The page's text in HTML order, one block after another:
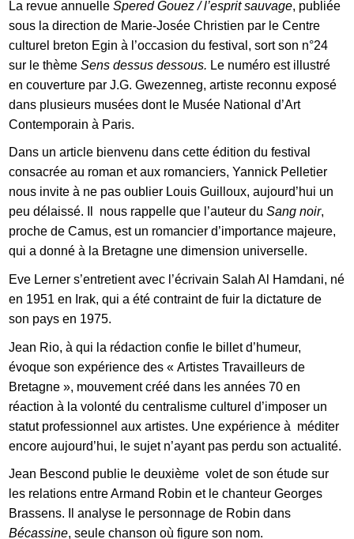
La revue annuelleSpered Gouez / l’esprit sauvage, publiée
sous la direction de Marie-Josée Christien par le Centre
culturel breton Egin à l’occasion du festival, sort son n°24
sur le thèmeSens dessus dessous. Le numéro est illustré
en couverture par J.G. Gwezenneg, artiste reconnu exposé
dans plusieurs musées dont le Musée National d’Art
Contemporain à Paris.
Dans un article bienvenu dans cette édition du festival
consacrée au roman et aux romanciers, Yannick Pelletier
nous invite à ne pas oublier Louis Guilloux, aujourd’hui un
peu délaissé. Il nous rappelle que l’auteur duSang noir,
proche de Camus, est un romancier d’importance majeure,
qui a donné à la Bretagne une dimension universelle.
Eve Lerner s’entretient avec l’écrivain Salah Al Hamdani, né
en 1951 en Irak, qui a été contraint de fuir la dictature de
son pays en 1975.
Jean Rio, à qui la rédaction confie le billet d’humeur,
évoque son expérience des « Artistes Travailleurs de
Bretagne », mouvement créé dans les années 70 en
réaction à la volonté du centralisme culturel d’imposer un
statut professionnel aux artistes. Une expérience à méditer
encore aujourd’hui, le sujet n’ayant pas perdu son actualité.
Jean Bescond publie le deuxième volet de son étude sur
les relations entre Armand Robin et le chanteur Georges
Brassens. Il analyse le personnage de Robin dans
Bécassine, seule chanson où figure son nom.